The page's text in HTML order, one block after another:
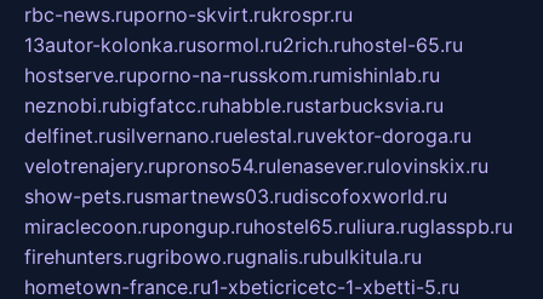
rbc-news.ruporno-skvirt.rukrospr.ru
13autor-kolonka.rusormol.ru2rich.ruhostel-65.ru
hostserve.ruporno-na-russkom.rumishinlab.ru
neznobi.rubigfatcc.ruhabble.rustarbucksvia.ru
delfinet.rusilvernano.ruelestal.ruvektor-doroga.ru
velotrenajery.rupronso54.rulenasever.rulovinskix.ru
show-pets.rusmartnews03.rudiscofoxworld.ru
miraclecoon.rupongup.ruhostel65.ruliura.ruglasspb.ru
firehunters.rugribowo.rugnalis.rubulkitula.ru
hometown-france.ru1-xbeticricetc-1-xbetti-5.ru